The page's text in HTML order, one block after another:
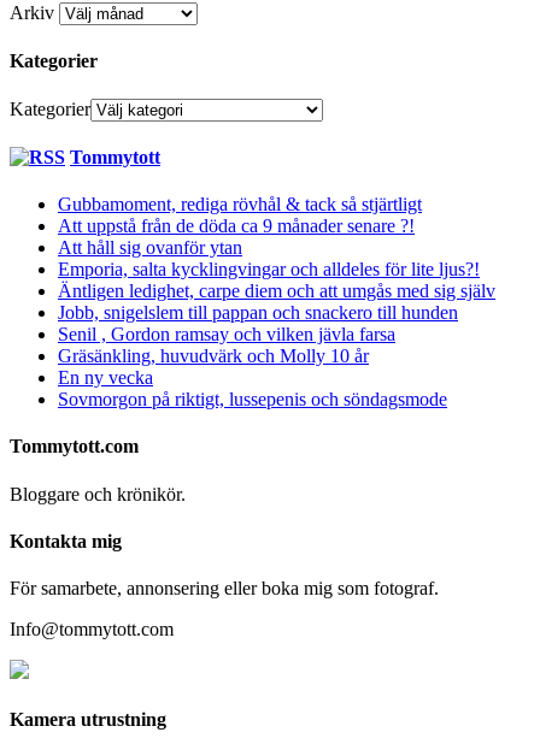
Arkiv
Kategorier
Kategorier
Tommytott
Gubbamoment, rediga rövhål & tack så stjärtligt
Att uppstå från de döda ca 9 månader senare ?!
Att håll sig ovanför ytan
Emporia, salta kycklingvingar och alldeles för lite ljus?!
Äntligen ledighet, carpe diem och att umgås med sig själv
Jobb, snigelslem till pappan och snackero till hunden
Senil , Gordon ramsay och vilken jävla farsa
Gräsänkling, huvudvärk och Molly 10 år
En ny vecka
Sovmorgon på riktigt, lussepenis och söndagsmode
Tommytott.com
Bloggare och krönikör.
Kontakta mig
För samarbete, annonsering eller boka mig som fotograf.
Info@tommytott.com
Kamera utrustning